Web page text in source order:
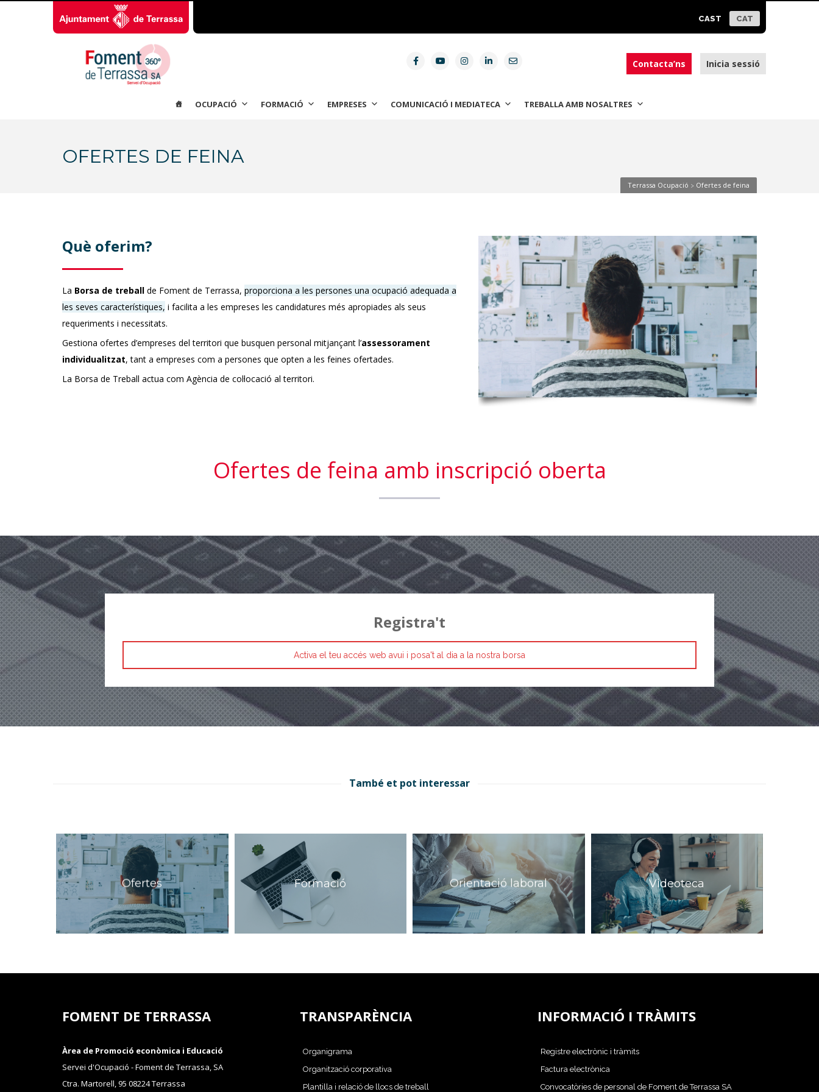
CAST CAT
Contacta’ns Inicia sessió
OCUPACIÓ FORMACIÓ EMPRESES COMUNICACIÓ I MEDIATECA TREBALLA AMB NOSALTRES
OFERTES DE FEINA
Terrassa Ocupació > Ofertes de feina
Què oferim?
La Borsa de treball de Foment de Terrassa, proporciona a les persones una ocupació adequada a
les seves característiques, i facilita a les empreses les candidatures més apropiades als seus
requeriments i necessitats.
Gestiona ofertes d’empreses del territori que busquen personal mitjançant l’assessorament
individualitzat, tant a empreses com a persones que opten a les feines ofertades.
La Borsa de Treball actua com Agència de col·locació al territori.
Ofertes de feina amb inscripció oberta
Registra't
Activa el teu accés web avui i posa't al dia a la nostra borsa
També et pot interessar
Ofertes Formació Orientació laboral Videoteca
FOMENT DE TERRASSA
Àrea de Promoció econòmica i Educació
Servei d'Ocupació - Foment de Terrassa, SA
Ctra. Martorell, 95 08224 Terrassa
TRANSPARÈNCIA
Organigrama
Organització corporativa
Plantilla i relació de llocs de treball
INFORMACIÓ I TRÀMITS
Registre electrònic i tràmits
Factura electrònica
Convocatòries de personal de Foment de Terrassa SA